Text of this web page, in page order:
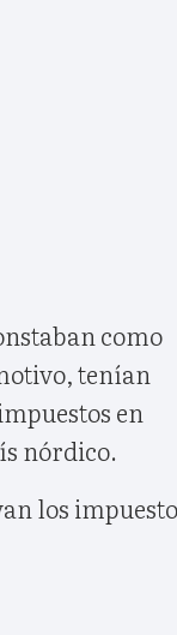
como
tenían
en
nórdico.
los